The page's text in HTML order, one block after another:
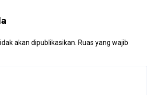
akan dipublikasikan. Ruas yang wajib